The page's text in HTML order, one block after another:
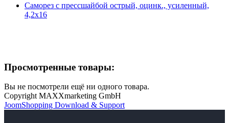
Саморез с прессшайбой острый, оцинк., усиленный,
4,2х16
Просмотренные товары:
Вы не посмотрели ещё ни одного товара.
Copyright MAXXmarketing GmbH
JoomShopping Download & Support